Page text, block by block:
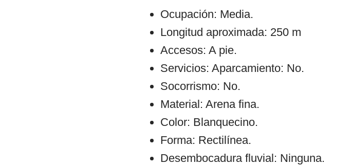
Ocupación: Media.
Longitud aproximada: 250 m
Accesos: A pie.
Servicios: Aparcamiento: No.
Socorrismo: No.
Material: Arena fina.
Color: Blanquecino.
Forma: Rectilínea.
Desembocadura fluvial: Ninguna.